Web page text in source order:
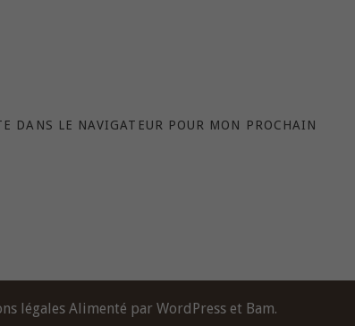
DANS LE NAVIGATEUR POUR MON PROCHAIN
légalesAlimenté par WordPresset Bam.